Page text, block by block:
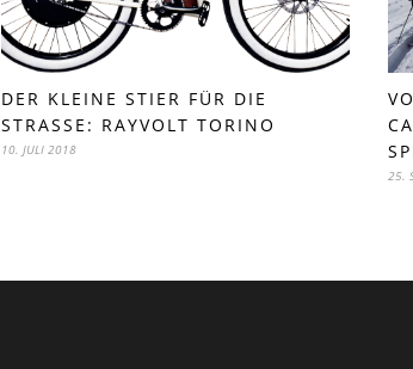
DER KLEINE STIER FÜR DIE
STRASSE: RAYVOLT TORINO
10. JULI 2018
25.